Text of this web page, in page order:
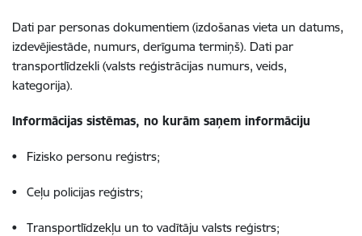
Dati par personas dokumentiem (izdošanas vieta un datums,
izdevējiestāde, numurs, derīguma termiņš). Dati par
transportlīdzekli (valsts reģistrācijas numurs, veids,
kategorija).
Informācijas sistēmas, no kurām saņem informāciju
• Fizisko personu reģistrs;
• Ceļu policijas reģistrs;
• Transportlīdzekļu un to vadītāju valsts reģistrs;